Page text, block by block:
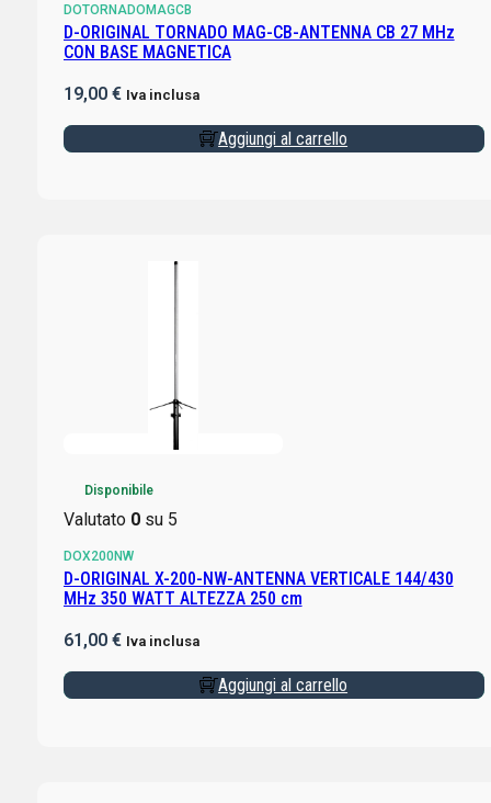
DOTORNADOMAGCB
D-ORIGINAL TORNADO MAG-CB-ANTENNA CB 27 MHz
CON BASE MAGNETICA
19,00 € Iva inclusa
Aggiungi al carrello
Disponibile
Valutato 0su 5
DOX200NW
D-ORIGINAL X-200-NW-ANTENNA VERTICALE 144/430
MHz 350 WATT ALTEZZA 250 cm
61,00 € Iva inclusa
Aggiungi al carrello